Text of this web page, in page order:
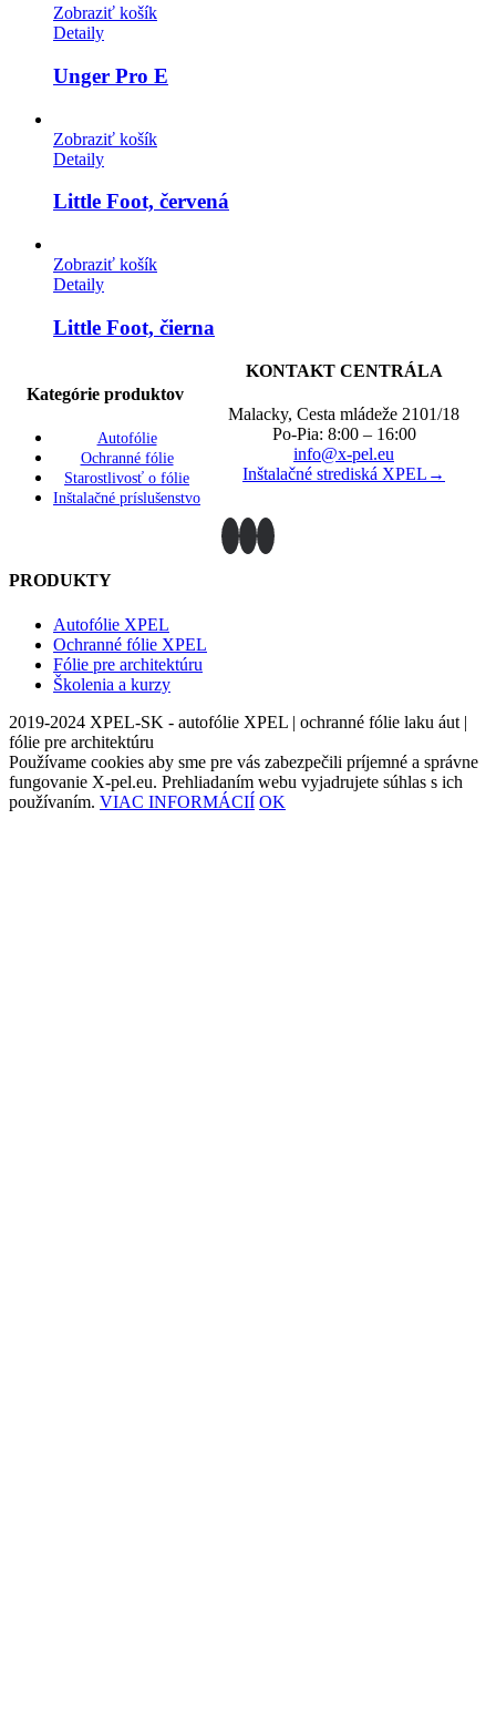
Zobraziť košík
Detaily
Unger Pro E
Zobraziť košík
Detaily
Little Foot, červená
Zobraziť košík
Detaily
Little Foot, čierna
Kategórie produktov
Autofólie
Ochranné fólie
Starostlivosť o fólie
Inštalačné príslušenstvo
KONTAKT CENTRÁLA
Malacky, Cesta mládeže 2101/18
Po-Pia: 8:00 – 16:00
info@x-pel.eu
Inštalačné strediská XPEL→
PRODUKTY
Autofólie XPEL
Ochranné fólie XPEL
Fólie pre architektúru
Školenia a kurzy
2019-2024 XPEL-SK - autofólie XPEL | ochranné fólie laku áut |
fólie pre architektúru
Používame cookies aby sme pre vás zabezpečili príjemné a správne
fungovanie X-pel.eu. Prehliadaním webu vyjadrujete súhlas s ich
používaním. VIAC INFORMÁCIÍ OK